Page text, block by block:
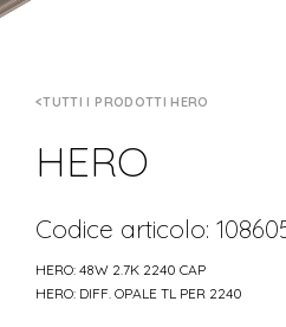
TUTTI I PRODOTTI HERO
HERO
Codice articolo:
HERO: 48W 2.7K 2240 CAP
HERO: DIFF. OPALE TL PER 2240